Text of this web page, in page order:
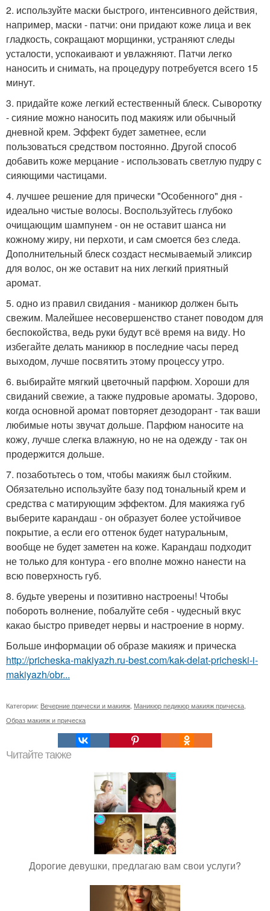
2. используйте маски быстрого, интенсивного действия,
например, маски - патчи: они придают коже лица и век
гладкость, сокращают морщинки, устраняют следы
усталости, успокаивают и увлажняют. Патчи легко
наносить и снимать, на процедуру потребуется всего 15
минут.
3. придайте коже легкий естественный блеск. Сыворотку
- сияние можно наносить под макияж или обычный
дневной крем. Эффект будет заметнее, если
пользоваться средством постоянно. Другой способ
добавить коже мерцание - использовать светлую пудру с
сияющими частицами.
4. лучшее решение для прически "Особенного" дня -
идеально чистые волосы. Воспользуйтесь глубоко
очищающим шампунем - он не оставит шанса ни
кожному жиру, ни перхоти, и сам смоется без следа.
Дополнительный блеск создаст несмываемый эликсир
для волос, он же оставит на них легкий приятный
аромат.
5. одно из правил свидания - маникюр должен быть
свежим. Малейшее несовершенство станет поводом для
беспокойства, ведь руки будут всё время на виду. Но
избегайте делать маникюр в последние часы перед
выходом, лучше посвятить этому процессу утро.
6. выбирайте мягкий цветочный парфюм. Хороши для
свиданий свежие, а также пудровые ароматы. Здорово,
когда основной аромат повторяет дезодорант - так ваши
любимые ноты звучат дольше. Парфюм наносите на
кожу, лучше слегка влажную, но не на одежду - так он
продержится дольше.
7. позаботьтесь о том, чтобы макияж был стойким.
Обязательно используйте базу под тональный крем и
средства с матирующим эффектом. Для макияжа губ
выберите карандаш - он образует более устойчивое
покрытие, а если его оттенок будет натуральным,
вообще не будет заметен на коже. Карандаш подходит
не только для контура - его вполне можно нанести на
всю поверхность губ.
8. будьте уверены и позитивно настроены! Чтобы
побороть волнение, побалуйте себя - чудесный вкус
какао быстро приведет нервы и настроение в норму.
Больше информации об образе макияж и прическа
http://pricheska-makiyazh.ru-best.com/kak-delat-pricheski-i-
makiyazh/obr...
Категории: Вечерние прически и макияж, Маникюр педикюр макияж прическа,
Образ макияж и прическа
Читайте также
Дорогие девушки, предлагаю вам свои услуги?